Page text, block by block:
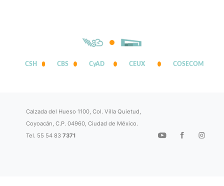
CSH CBS CyAD CEUX COSECOM
Calzada del Hueso 1100, Col. Villa Quietud,
Coyoacán, C.P. 04960, Ciudad de México.
Tel. 55 54 837371